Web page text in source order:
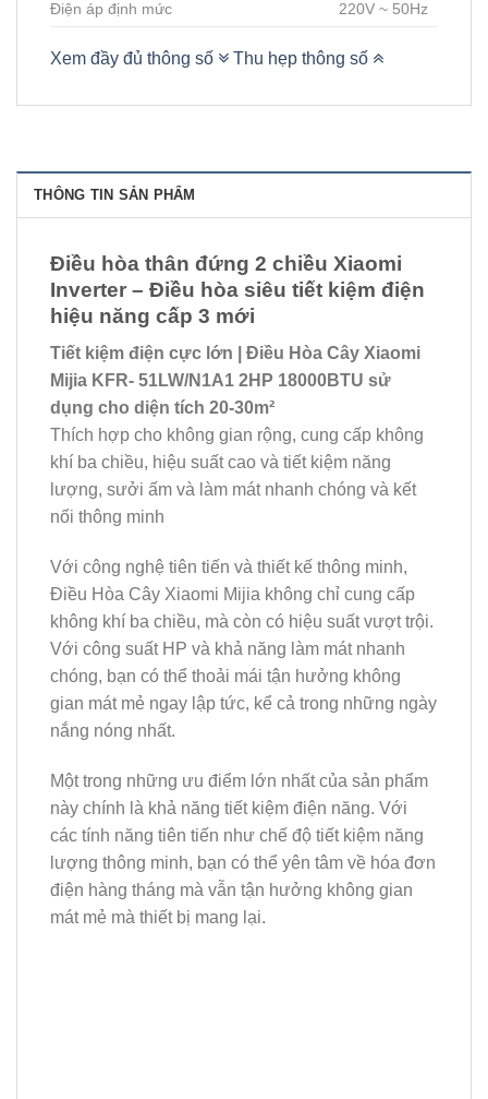
Điện áp định mức 220V ~ 50Hz
Xem đầy đủ thông số Thu hẹp thông số
THÔNG TIN SẢN PHẨM
Điều hòa thân đứng 2 chiều Xiaomi
Inverter – Điều hòa siêu tiết kiệm điện
hiệu năng cấp 3 mới
Tiết kiệm điện cực lớn | Điều Hòa Cây Xiaomi
Mijia KFR- 51LW/N1A1 2HP 18000BTU sử
dụng cho diện tích 20-30m²
Thích hợp cho không gian rộng, cung cấp không
khí ba chiều, hiệu suất cao và tiết kiệm năng
lượng, sưởi ấm và làm mát nhanh chóng và kết
nối thông minh
Với công nghệ tiên tiến và thiết kế thông minh,
Điều Hòa Cây Xiaomi Mijia không chỉ cung cấp
không khí ba chiều, mà còn có hiệu suất vượt trội.
Với công suất HP và khả năng làm mát nhanh
chóng, bạn có thể thoải mái tận hưởng không
gian mát mẻ ngay lập tức, kể cả trong những ngày
nắng nóng nhất.
Một trong những ưu điểm lớn nhất của sản phẩm
này chính là khả năng tiết kiệm điện năng. Với
các tính năng tiên tiến như chế độ tiết kiệm năng
lượng thông minh, bạn có thể yên tâm về hóa đơn
điện hàng tháng mà vẫn tận hưởng không gian
mát mẻ mà thiết bị mang lại.